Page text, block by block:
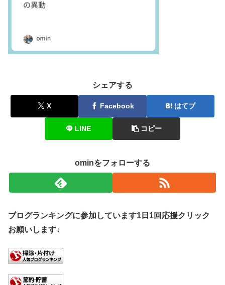
シェアする
X Facebook はてブ
LINE コピー
ominをフォローする
ブログランキングに参加しています1日1回応援クリック
お願いします↓